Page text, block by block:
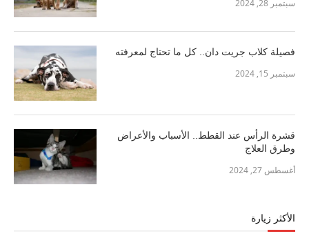
سبتمبر 28, 2024
فصيلة كلاب جريت دان.. كل ما تحتاج لمعرفته
سبتمبر 15, 2024
قشرة الرأس عند القطط.. الأسباب والأعراض
وطرق العلاج
أغسطس 27, 2024
الأكثر زيارة